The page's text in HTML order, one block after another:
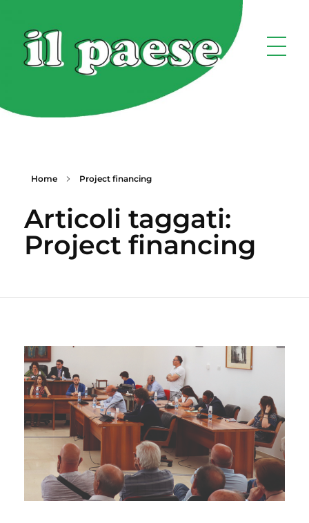
Home Project financing
Articoli taggati:
Project financing